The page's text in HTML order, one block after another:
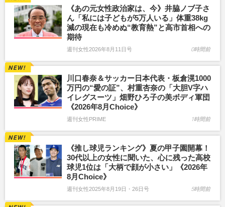
《あの元女性政治家は、今》井脇ノブ子さ
ん「私には子どもが5万人いる」体重38kg
減の現在も冷めぬ“教育熱”と高市首相への
期待
週刊女性2026年8月11日号 0時間前
川口春奈＆サッカー日本代表・板倉滉1000
万円の“愛の証”、村重杏奈の「大胆V字ハ
イレグスーツ」畑野ひろ子の美ボディ軍団
《2026年8月Choice》
週刊女性PRIME 1時間前
《推し球児ランキング》夏の甲子園開幕！
30代以上の女性に聞いた、心に残った高校
球児1位は「大柄で顔が小さい」《2026年
8月Choice》
週刊女性2025年8月19日・26日号 5時間前